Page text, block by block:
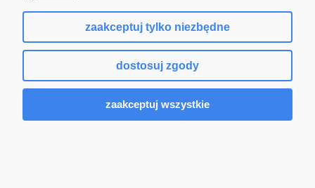
zaakceptuj tylko niezbędne
dostosuj zgody
zaakceptuj wszystkie